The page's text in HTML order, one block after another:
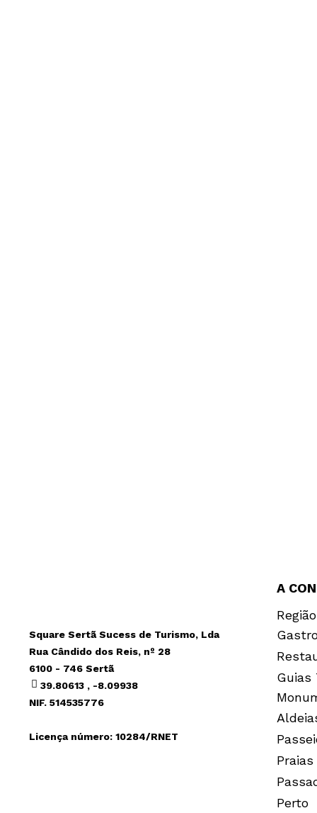
Square Sertã Sucess de Turismo, Lda
Rua Cândido dos Reis, nº 28
6100 - 746 Sertã
39.80613 , -8.09938
NIF. 514535776
Licença número: 10284/RNET
Região
Guias
Perto
A